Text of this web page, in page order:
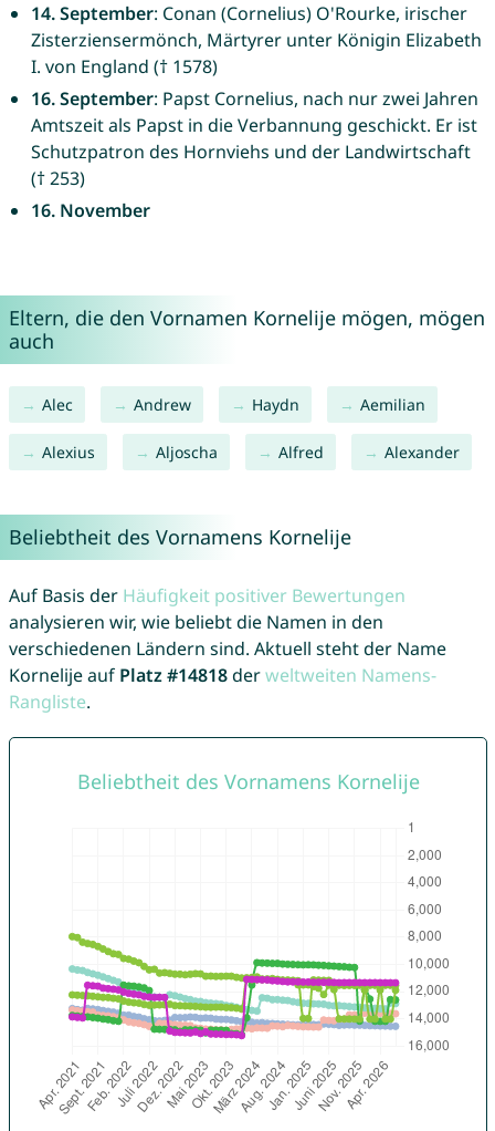
14. September: Conan (Cornelius) O'Rourke, irischer
Zisterziensermönch, Märtyrer unter Königin Elizabeth
I. von England († 1578)
16. September: Papst Cornelius, nach nur zwei Jahren
Amtszeit als Papst in die Verbannung geschickt. Er ist
Schutzpatron des Hornviehs und der Landwirtschaft
(† 253)
16. November
Eltern, die den Vornamen Kornelije mögen, mögen
auch
Alec Andrew Haydn Aemilian
Alexius Aljoscha Alfred Alexander
Beliebtheit des Vornamens Kornelije
Auf Basis der Häufigkeit positiver Bewertungen
analysieren wir, wie beliebt die Namen in den
verschiedenen Ländern sind. Aktuell steht der Name
Kornelije auf Platz #14818derweltweiten Namens-
Rangliste.